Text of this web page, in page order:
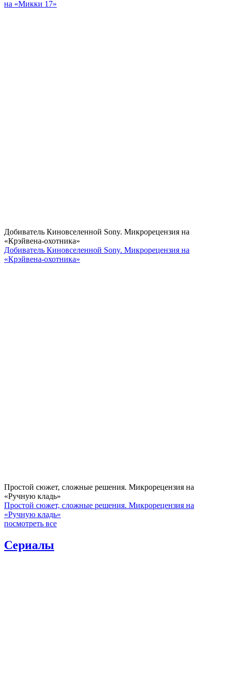
на «Микки 17»
Добиватель Киновселенной Sony. Микрорецензия на
«Крэйвена-охотника»
Добиватель Киновселенной Sony. Микрорецензия на
«Крэйвена-охотника»
Простой сюжет, сложные решения. Микрорецензия на
«Ручную кладь»
Простой сюжет, сложные решения. Микрорецензия на
«Ручную кладь»
посмотреть все
Сериалы